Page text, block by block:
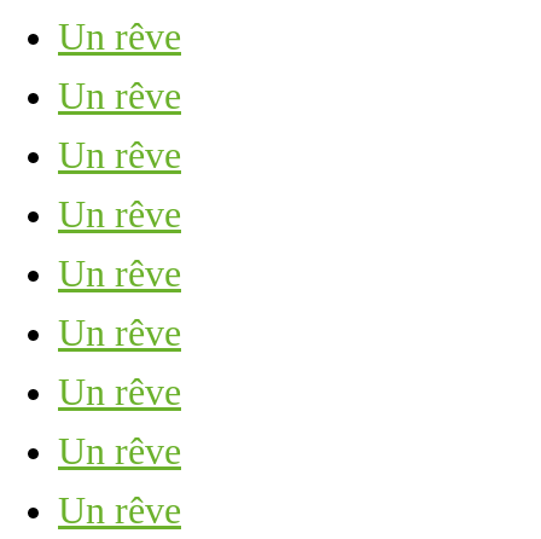
Un rêve
Un rêve
Un rêve
Un rêve
Un rêve
Un rêve
Un rêve
Un rêve
Un rêve